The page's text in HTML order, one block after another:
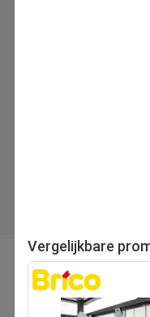
pagina
1/53
Vergelijkbare